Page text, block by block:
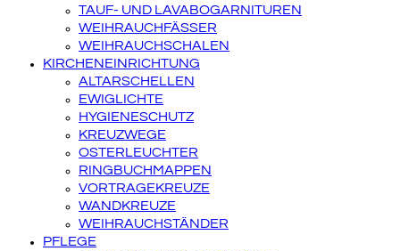
TAUF- UND LAVABOGARNITUREN
WEIHRAUCHFÄSSER
WEIHRAUCHSCHALEN
KIRCHENEINRICHTUNG
ALTARSCHELLEN
EWIGLICHTE
HYGIENESCHUTZ
KREUZWEGE
OSTERLEUCHTER
RINGBUCHMAPPEN
VORTRAGEKREUZE
WANDKREUZE
WEIHRAUCHSTÄNDER
PFLEGE